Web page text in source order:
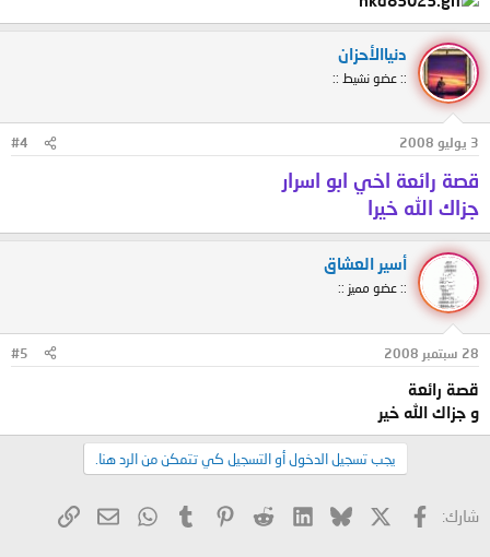
دنياالأحزان
:: عضو نشيط ::
3 يوليو 2008 #4
قصة رائعة اخي ابو اسرار
جزاك الله خيرا
أسير العشاق
:: عضو مميز ::
28 سبتمبر 2008 #5
قصة رائعة
و جزاك الله خير
يجب تسجيل الدخول أو التسجيل كي تتمكن من الرد هنا.
شارك: فيسبوك Bluesky
LinkedIn
Reddit
Pinterest
Tumblr
WhatsApp
البريد